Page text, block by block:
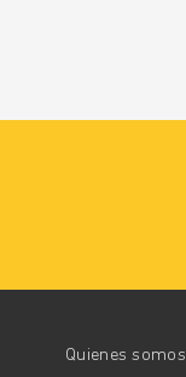
Quienes somos